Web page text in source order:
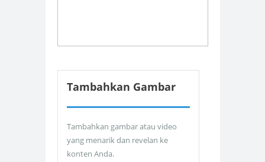
Tambahkan Gambar
Tambahkan gambar atau video
yang menarik dan revelan ke
konten Anda.